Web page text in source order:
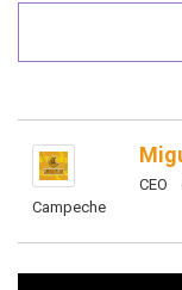
CEO
Campeche